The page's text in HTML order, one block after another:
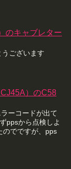
のキャブレター
ございます
）のC58
ーコードが出て
ppsから点検しよ
のでですが、pps